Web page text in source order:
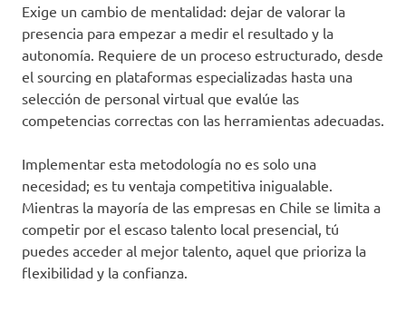
Exige un cambio de mentalidad: dejar de valorar la
presencia para empezar a medir el resultado y la
autonomía. Requiere de un proceso estructurado, desde
el sourcing en plataformas especializadas hasta una
selección de personal virtual que evalúe las
competencias correctas con las herramientas adecuadas.
Implementar esta metodología no es solo una
necesidad; es tu ventaja competitiva inigualable.
Mientras la mayoría de las empresas en Chile se limita a
competir por el escaso talento local presencial, tú
puedes acceder al mejor talento, aquel que prioriza la
flexibilidad y la confianza.